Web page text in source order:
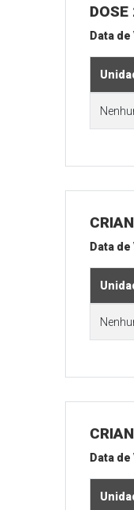
Data
Data
Data